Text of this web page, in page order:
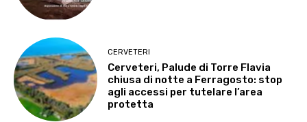
CERVETERI
Cerveteri, Palude di Torre Flavia
chiusa di notte a Ferragosto: stop
agli accessi per tutelare l’area
protetta